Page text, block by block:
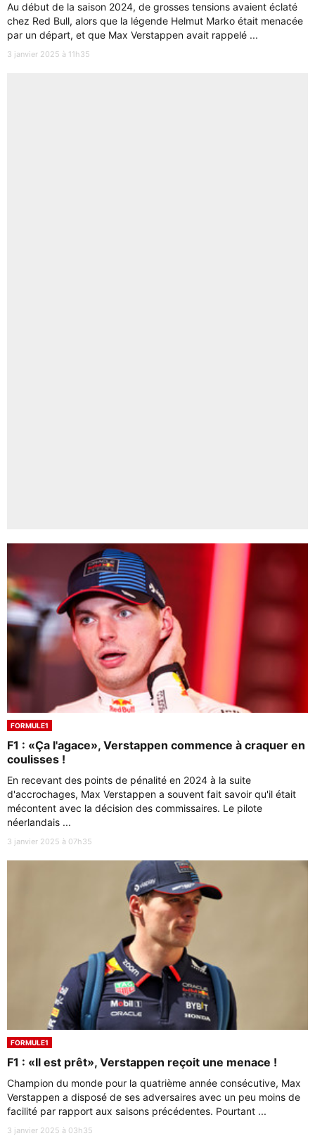
Au début de la saison 2024, de grosses tensions avaient éclaté
chez Red Bull, alors que la légende Helmut Marko était menacée
par un départ, et que Max Verstappen avait rappelé ...
3 janvier 2025 à 11h35
FORMULE1
F1 : «Ça l'agace», Verstappen commence à craquer en
coulisses !
En recevant des points de pénalité en 2024 à la suite
d'accrochages, Max Verstappen a souvent fait savoir qu'il était
mécontent avec la décision des commissaires. Le pilote
néerlandais ...
3 janvier 2025 à 07h35
FORMULE1
F1 : «Il est prêt», Verstappen reçoit une menace !
Champion du monde pour la quatrième année consécutive, Max
Verstappen a disposé de ses adversaires avec un peu moins de
facilité par rapport aux saisons précédentes. Pourtant ...
3 janvier 2025 à 03h35